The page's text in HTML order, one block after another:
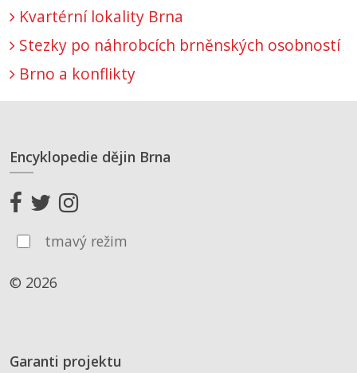
Kvartérní lokality Brna
Stezky po náhrobcích brněnských osobností
Brno a konflikty
Encyklopedie dějin Brna
tmavý režim
© 2026
Garanti projektu